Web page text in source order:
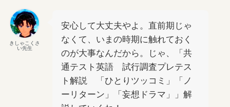
きしゃこくさ
い先生
安心して大丈夫やよ。直前期じゃ
なくて、いまの時期に触れておく
のが大事なんだから。じゃ、「共
通テスト英語 試行調査プレテス
ト解説 「ひとりツッコミ」「ノ
ーリターン」「妄想ドラマ」」解